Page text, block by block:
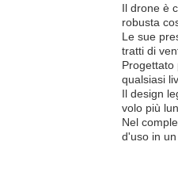
Il drone è
robusta
Le sue
tratti di
Progettato
qualsiasi
Il design
volo più
Nel
d'uso in